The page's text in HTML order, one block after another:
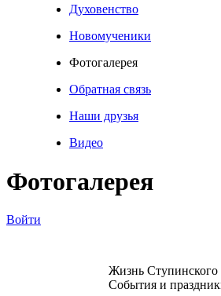
Духовенство
Новомученики
Фотогалерея
Обратная связь
Наши друзья
Видео
Фотогалерея
Войти
Жизнь Ступинского
События и